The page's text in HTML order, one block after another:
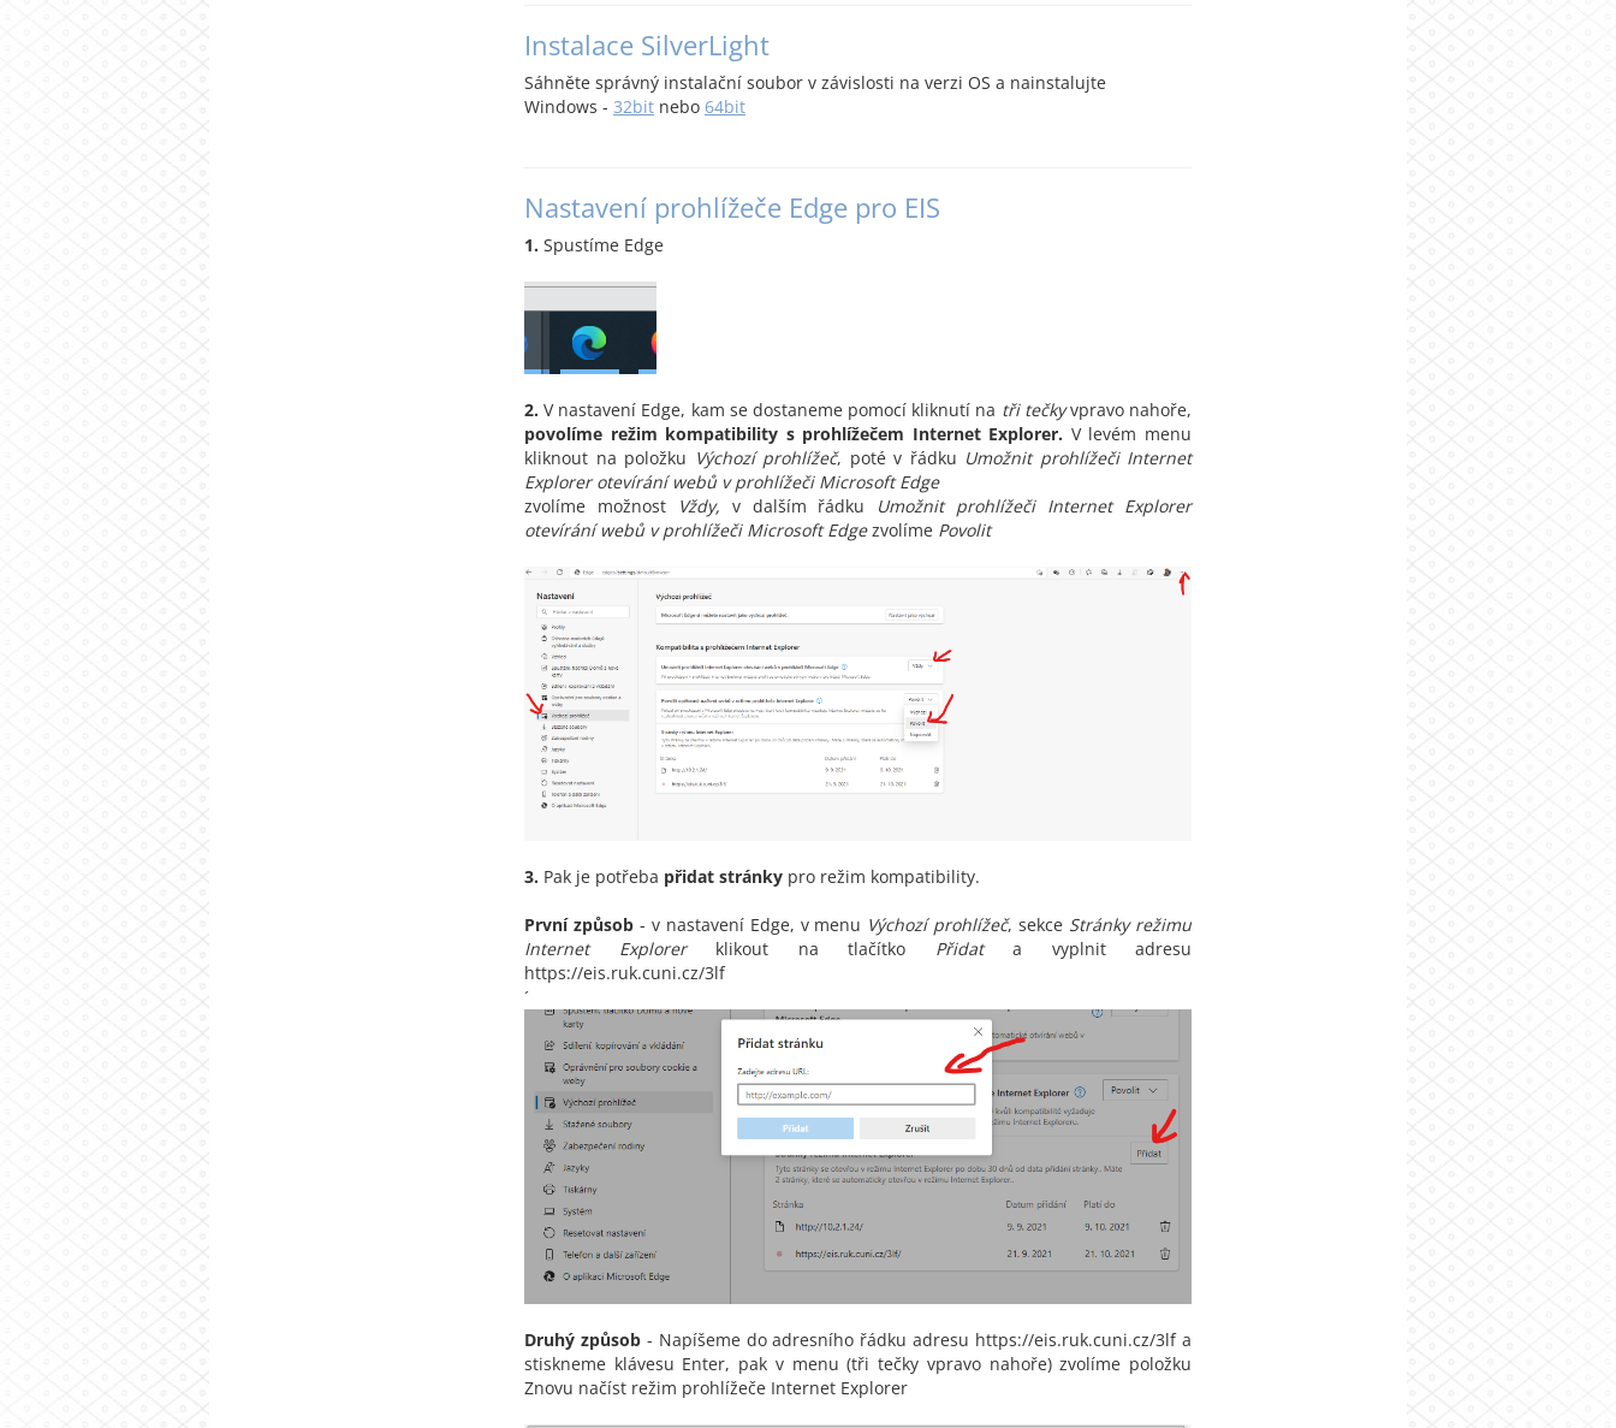
Instalace SilverLight
Sáhněte správný instalační soubor v závislosti na verzi OS a nainstalujte
Windows - 32bit nebo 64bit
Nastavení prohlížeče Edge pro EIS
1. Spustíme Edge
2. V nastavení Edge, kam se dostaneme pomocí kliknutí na tři tečkyvpravo nahoře,
povolíme režim kompatibility s prohlížečem Internet Explorer. V levém menu
kliknout na položku Výchozí prohlížeč, poté v řádku Umožnit prohlížeči Internet
Explorer otevírání webů v prohlížeči Microsoft Edge
zvolíme možnost
Vždy, v dalším řádku Umožnit prohlížeči Internet Explorer
otevírání webů v prohlížeči Microsoft Edgezvolíme Povolit
3. Pak je potřeba přidat stránky pro režim kompatibility.
První způsob- v nastavení Edge, v menu Výchozí prohlížeč, sekce Stránky režimu
Internet Explorerklikout na tlačítko Přidat a vyplnit adresu
https://eis.ruk.cuni.cz/3lf
´
Druhý způsob- Napíšeme do adresního řádku adresu https://eis.ruk.cuni.cz/3lf a
stiskneme klávesu Enter, pak v menu (tři tečky vpravo nahoře) zvolíme položku
Znovu načíst režim prohlížeče Internet Explorer